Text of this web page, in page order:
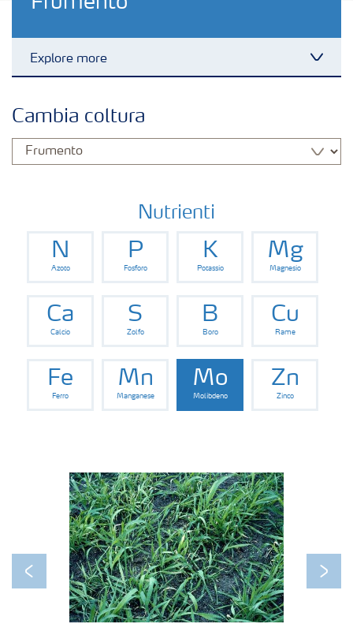
Explore more
Concimi
Fertirrigazione
NPK
Organici e organo minerali
Strumenti e servizi
Cambia coltura
Nutrienti
N
Azoto
P
Fosforo
K
Potassio
Mg
Magnesio
Ca
Calcio
S
Zolfo
B
Boro
Cu
Rame
Fe
Ferro
Mn
Manganese
Mo
Molibdeno
Zn
Zinco
Previous Next